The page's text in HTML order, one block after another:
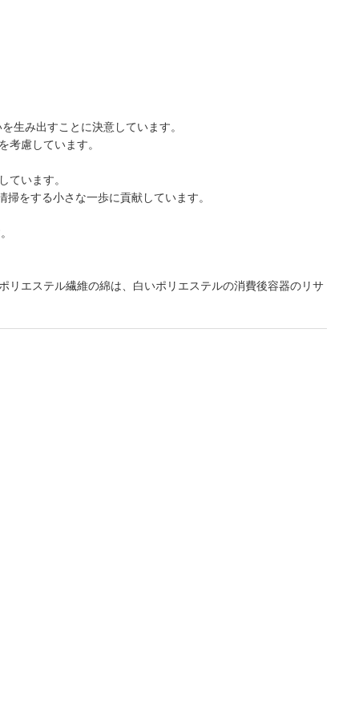
生み出すことに決意しています。
考慮しています。
ています。
をする小さな一歩に貢献しています。
リエステル繊維の綿は、白いポリエステルの消費後容器のリサ